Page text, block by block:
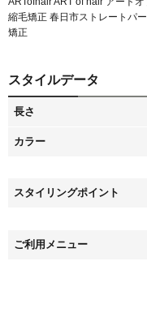
縮毛矯正 春日市ストレートパ
矯正
スタイルデータ
長さ
カラー
スタイリングポイント
ご利用メニュー